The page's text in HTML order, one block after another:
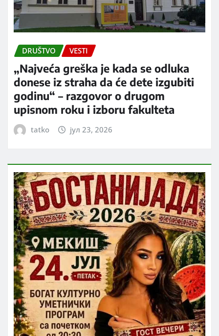
DRUŠTVO VESTI
„Najveća greška je kada se odluka
donese iz straha da će dete izgubiti
godinu“ – razgovor o drugom
upisnom roku i izboru fakulteta
tatko јул 23, 2026